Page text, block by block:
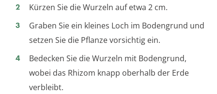
Kürzen Sie die Wurzeln auf etwa 2 cm.
Graben Sie ein kleines Loch im Bodengrund und
setzen Sie die Pflanze vorsichtig ein.
Bedecken Sie die Wurzeln mit Bodengrund,
wobei das Rhizom knapp oberhalb der Erde
verbleibt.